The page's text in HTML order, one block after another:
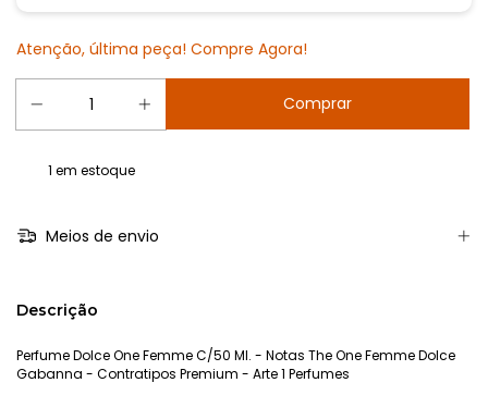
Atenção, última peça! Compre Agora!
1 em estoque
Meios de envio
Descrição
Perfume Dolce One Femme C/50 Ml. - Notas The One Femme Dolce
Gabanna - Contratipos Premium - Arte 1 Perfumes